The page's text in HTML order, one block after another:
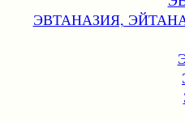
ЭВТАНАЗИЯ,